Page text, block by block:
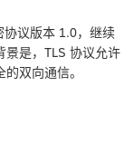
协议版本 1.0，继续
景是，TLS 协议允许
双向通信。